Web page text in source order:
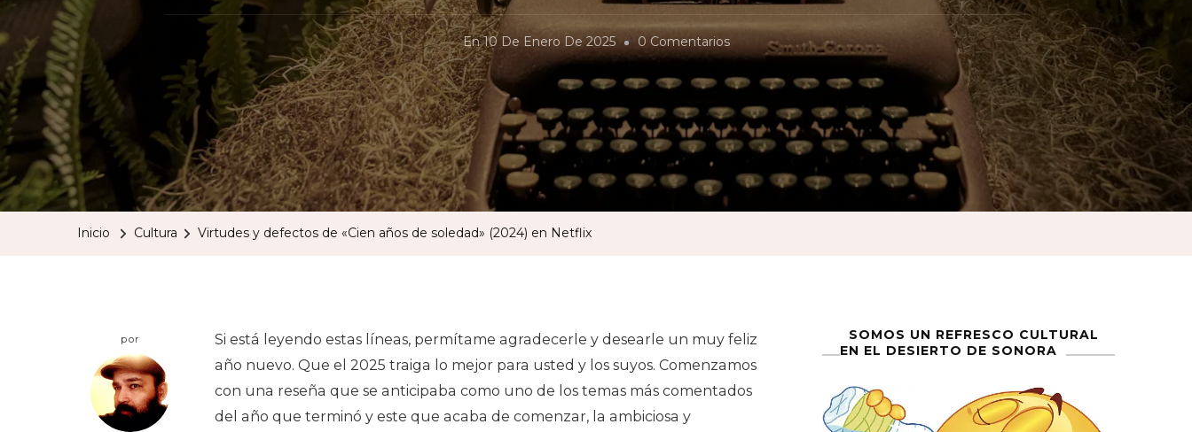
En10 De Enero De 2025 0 ComentariosEn
Y
Defectos
De
Inicio Cultura Virtudes y defectos de «Cien años de soledad» (2024) en Netflix
por
Si está leyendo estas líneas, permítame agradecerle y desearle un muy feliz
año nuevo. Que el 2025 traiga lo mejor para usted y los suyos. Comenzamos
con una reseña que se anticipaba como uno de los temas más comentados
del año que terminó y este que acaba de comenzar, la ambiciosa y
SOMOS UN REFRESCO CULTURAL
EN EL DESIERTO DE SONORA